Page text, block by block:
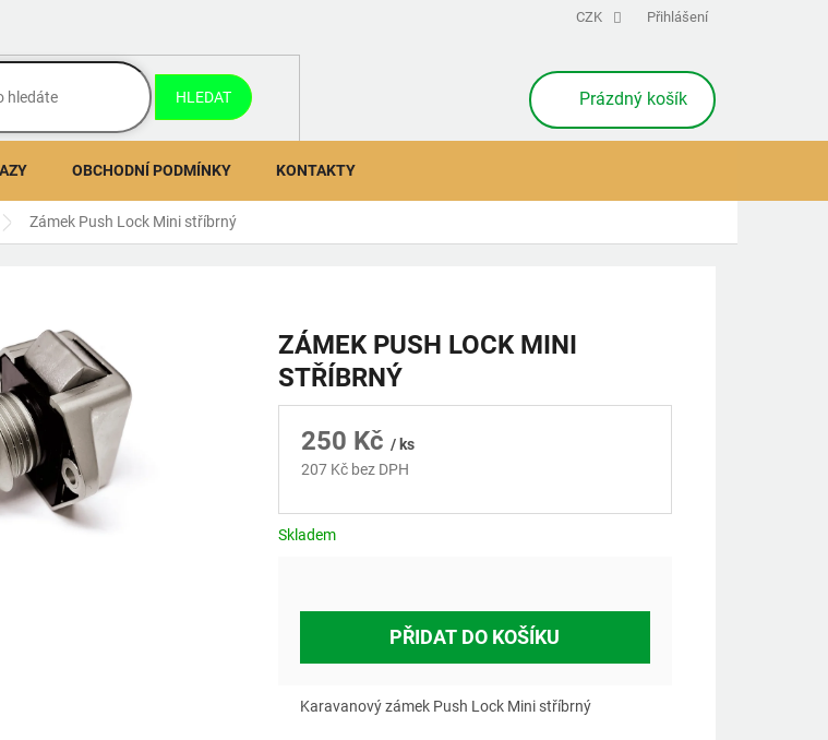
CZK Přihlášení
HLEDAT
NÁKUPNÍ
KOŠÍK
Prázdný košík
OBCHODNÍ PODMÍNKY KONTAKTY
Zámek Push Lock Mini stříbrný
ZÁMEK PUSH LOCK MINI
STŘÍBRNÝ
250 Kč / ks
207 Kč bez DPH
Skladem
PŘIDAT DO KOŠÍKU
Karavanový zámek Push Lock Mini stříbrný